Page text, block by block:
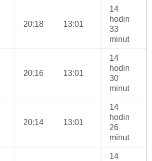
20:18 13:01
14
hodin
33
minut
20:16 13:01
14
hodin
30
minut
20:14 13:01
14
hodin
26
minut
14